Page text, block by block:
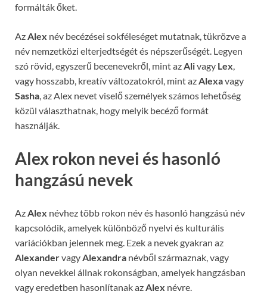
formálták őket.
Az Alex név becézései sokféleséget mutatnak, tükrözve a
név nemzetközi elterjedtségét és népszerűségét. Legyen
szó rövid, egyszerű becenevekről, mint az Alivagy Lex
vagy hosszabb, kreatív változatokról, mint az Alexavagy
Sasha , az Alex nevet viselő személyek számos lehetőség
közül választhatnak, hogy melyik becéző formát
használják.
Alex rokon nevei és hasonló
hangzású nevek
AzAlex névhez több rokon név és hasonló hangzású név
kapcsolódik, amelyek különböző nyelvi és kulturális
variációkban jelennek meg. Ezek a nevek gyakran az
AlexandervagyAlexandra névből származnak, vagy
olyan nevekkel állnak rokonságban, amelyek hangzásban
vagy eredetben hasonlítanak azAlex névre.